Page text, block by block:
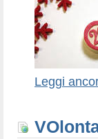
Leggi